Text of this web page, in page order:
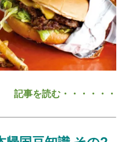
記事を読む・・・・・・